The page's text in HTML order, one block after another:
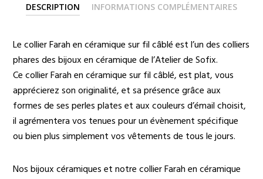
DESCRIPTION INFORMATIONS COMPLÉMENTAIRES
Le collier Farah en céramique sur fil câblé est l’un des colliers
phares des bijoux en céramique de l’Atelier de Sofix.
Ce collier Farah en céramique sur fil câblé, est plat, vous
apprécierez son originalité, et sa présence grâce aux
formes de ses perles plates et aux couleurs d’émail choisit,
il agrémentera vos tenues pour un évènement spécifique
ou bien plus simplement vos vêtements de tous le jours.
Nos bijoux céramiques et notre collier Farah en céramique